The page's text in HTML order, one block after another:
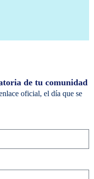
de tu comunidad
oficial, el día que se